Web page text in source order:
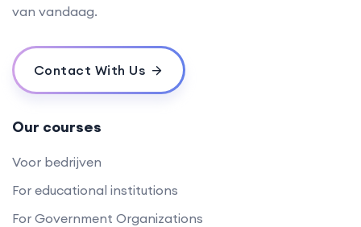
van vandaag.
Contact With Us
Our courses
Voor bedrijven
For educational institutions
For Government Organizations